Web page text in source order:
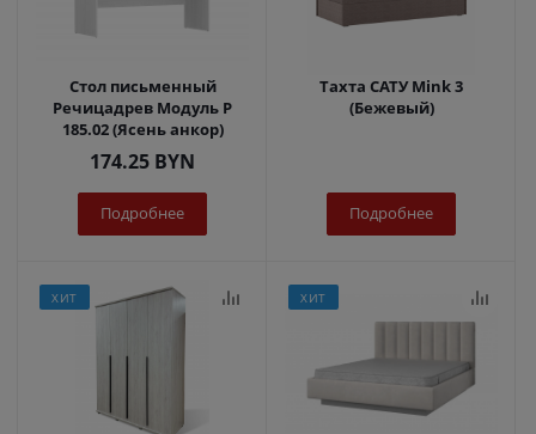
Стол письменный
Речицадрев Модуль Р
185.02 (Ясень анкор)
174.25 BYN
Подробнее
Тахта САТУ Mink 3
(Бежевый)
Подробнее
ХИТ ХИТ